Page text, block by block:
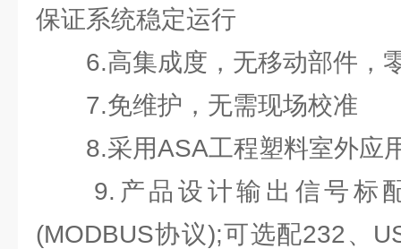
保证系统稳定运行
6.高集成度，无移动部件，
7.免维护，无需现场校准
8.采用ASA工程塑料室外应
9.产品设计输出信号标配
(MODBUS协议);可选配232、